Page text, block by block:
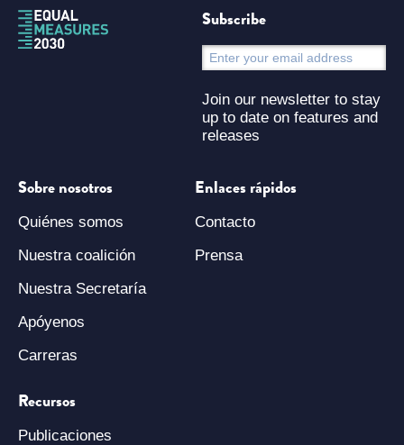
Sobre nosotros
Quiénes somos
Nuestra coalición
Nuestra Secretaría
Apóyenos
Carreras
Recursos
Publicaciones
Enlaces rápidos
Contacto
Prensa
Subscribe
Join our newsletter to stay
up to date on features and
releases